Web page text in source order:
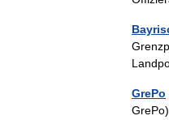
GrePo